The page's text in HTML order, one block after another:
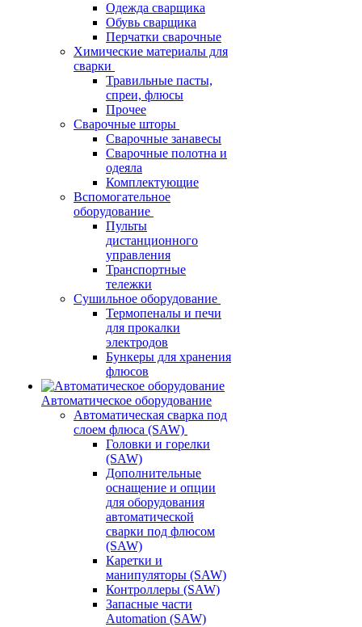
Одежда сварщика
Обувь сварщика
Перчатки сварочные
Химические материалы для
сварки
Травильные пасты,
спреи, флюсы
Прочее
Сварочные шторы
Сварочные занавесы
Сварочные полотна и
одеяла
Комплектующие
Вспомогательное
оборудование
Пульты
дистанционного
управления
Транспортные
тележки
Сушильное оборудование
Термопеналы и печи
для прокалки
электродов
Бункеры для хранения
флюсов
Автоматическое оборудование
Автоматическая сварка под
слоем флюса (SAW)
Головки и горелки
(SAW)
Дополнительные
оснащение и опции
для оборудования
автоматической
сварки под флюсом
(SAW)
Каретки и
манипуляторы (SAW)
Контроллеры (SAW)
Запасные части
Automation (SAW)